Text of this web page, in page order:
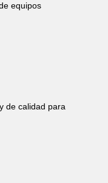
equipos
de calidad para